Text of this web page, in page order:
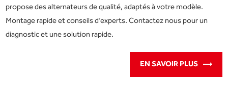
propose des alternateurs de qualité, adaptés à votre modèle.
Montage rapide et conseils d’experts. Contactez nous pour un
diagnostic et une solution rapide.
EN SAVOIR PLUS